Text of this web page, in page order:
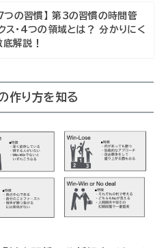
7つの習慣】 第3の習慣の時間管
ス・4つの領域とは？ 分かりにく
解説！
り方を知る